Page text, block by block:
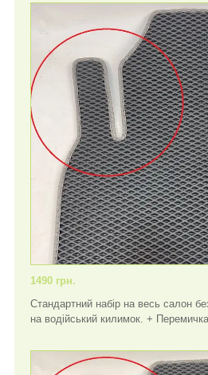
1490 грн.
Стандартний набір на весь салон
на водійський килимок. +